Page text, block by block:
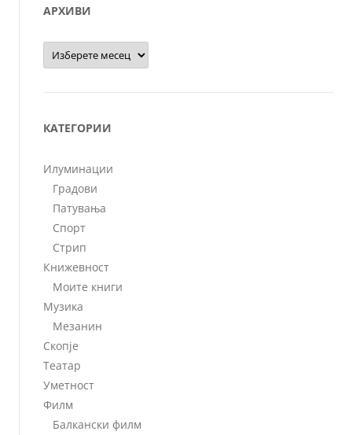
АРХИВИ
Архиви
КАТЕГОРИИ
Илуминации
Градови
Патувања
Спорт
Стрип
Книжевност
Моите книги
Музика
Мезанин
Скопје
Театар
Уметност
Филм
Балкански филм